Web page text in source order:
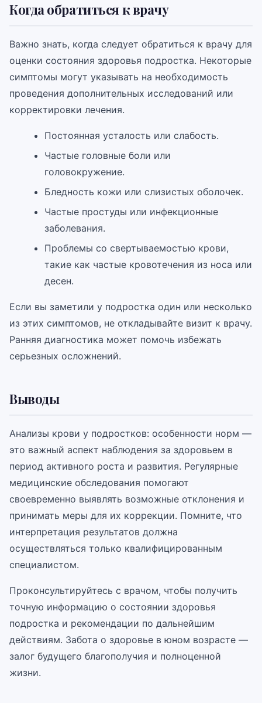
Когда обратиться к врачу
Важно знать, когда следует обратиться к врачу для
оценки состояния здоровья подростка. Некоторые
симптомы могут указывать на необходимость
проведения дополнительных исследований или
корректировки лечения.
Постоянная усталость или слабость.
Частые головные боли или
головокружение.
Бледность кожи или слизистых оболочек.
Частые простуды или инфекционные
заболевания.
Проблемы со свертываемостью крови,
такие как частые кровотечения из носа или
десен.
Если вы заметили у подростка один или несколько
из этих симптомов, не откладывайте визит к врачу.
Ранняя диагностика может помочь избежать
серьезных осложнений.
Выводы
Анализы крови у подростков: особенности норм —
это важный аспект наблюдения за здоровьем в
период активного роста и развития. Регулярные
медицинские обследования помогают
своевременно выявлять возможные отклонения и
принимать меры для их коррекции. Помните, что
интерпретация результатов должна
осуществляться только квалифицированным
специалистом.
Проконсультируйтесь с врачом, чтобы получить
точную информацию о состоянии здоровья
подростка и рекомендации по дальнейшим
действиям. Забота о здоровье в юном возрасте —
залог будущего благополучия и полноценной
жизни.